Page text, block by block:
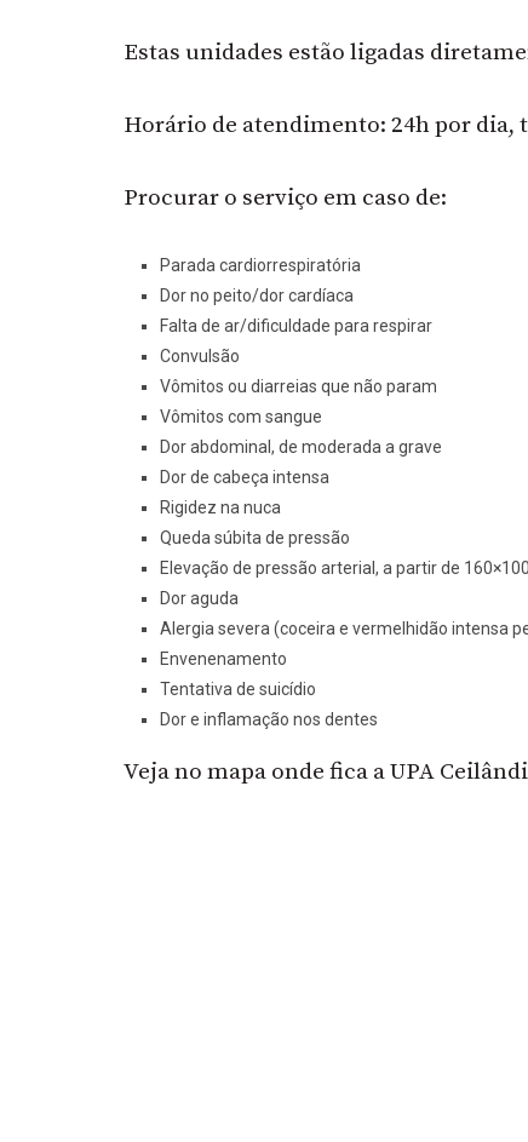
Estas unidades estão ligadas
Horário de atendimento: 24h por dia,
Procurar o serviço em caso de:
Parada cardiorrespiratória
Dor no peito/dor cardíaca
Falta de ar/dificuldade para respirar
Convulsão
Vômitos ou diarreias que não param
Vômitos com sangue
Dor abdominal, de moderada a grave
Dor de cabeça intensa
Rigidez na nuca
Queda súbita de pressão
Elevação de pressão arterial, a partir de
Dor aguda
Alergia severa (coceira e vermelhidão intensa
Envenenamento
Tentativa de suicídio
Dor e inflamação nos dentes
Veja no mapa onde fica a UPA